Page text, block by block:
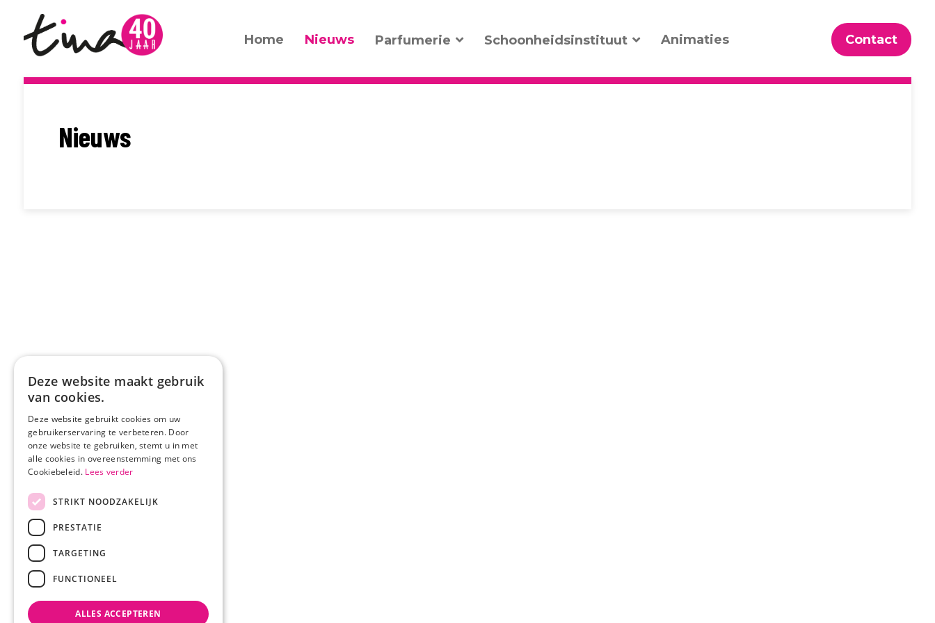
Home Nieuws Parfumerie Schoonheidsinstituut Animaties Contact
Nieuws
Deze website maakt gebruik
van cookies.
Deze website gebruikt cookies om uw
gebruikerservaring te verbeteren. Door
onze website te gebruiken, stemt u in met
alle cookies in overeenstemming met ons
Cookiebeleid. Lees verder
STRIKT NOODZAKELIJK
PRESTATIE
TARGETING
FUNCTIONEEL
ALLES ACCEPTEREN